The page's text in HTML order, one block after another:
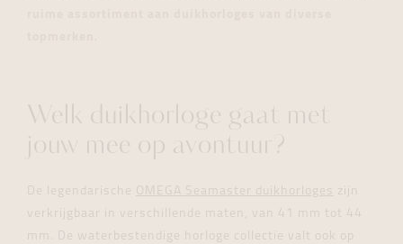
.
Welk duikhorloge gaat met
jouw mee op avontuur?
De legendarische OMEGA Seamaster duikhorloges
zijn
verkrijgbaar in verschillende maten, van 41 mm tot 44
mm. De waterbestendige horloge collectie valt ook op